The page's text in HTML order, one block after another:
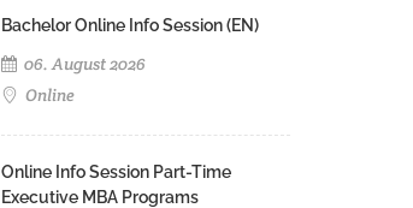
Bachelor Online Info Session (EN)
06. August 2026
Online
Online Info Session Part-Time
Executive MBA Programs